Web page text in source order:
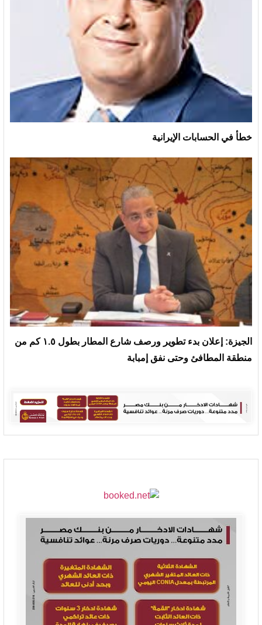
خطأ في الحسابات الإيرانية
الجيزة: إعلان بدء تطوير ورصف شارع المطار بطول ١.٥ كم من
منطقة المطافئ وحتى نفق إمبابة